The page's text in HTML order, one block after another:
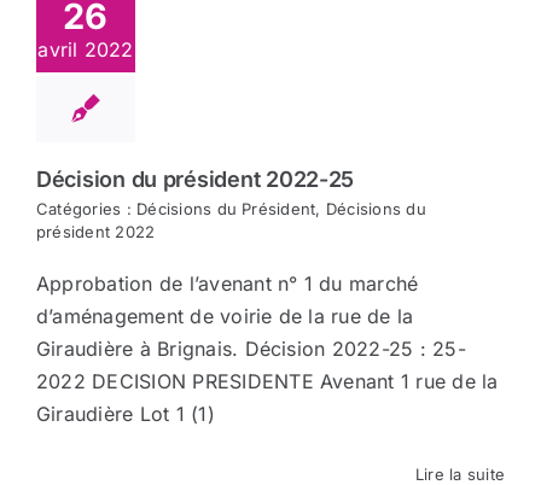
26
avril 2022
Décision du président 2022-25
Catégories : Décisions du Président, Décisions du
président 2022
Approbation de l’avenant n° 1 du marché
d’aménagement de voirie de la rue de la
Giraudière à Brignais. Décision 2022-25 : 25-
2022 DECISION PRESIDENTE Avenant 1 rue de la
Giraudière Lot 1 (1)
Lire la suite